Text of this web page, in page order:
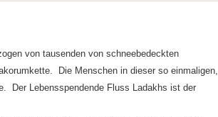
von tausenden von schneebedeckten
Die Menschen in dieser so einmaligen,
Der Lebensspendende Fluss Ladakhs ist der